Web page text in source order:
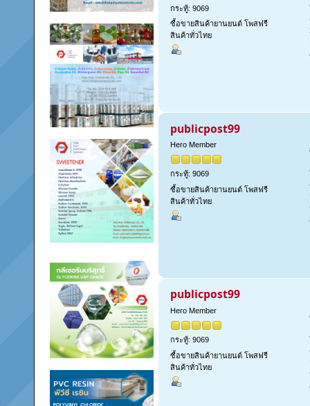
กระทู้: 9069
ซื้อขายสินค้ายานยนต์ โพสฟรี
สินค้าทั่วไทย
publicpost99
Hero Member
กระทู้: 9069
ซื้อขายสินค้ายานยนต์ โพสฟรี
สินค้าทั่วไทย
publicpost99
Hero Member
กระทู้: 9069
ซื้อขายสินค้ายานยนต์ โพสฟรี
สินค้าทั่วไทย